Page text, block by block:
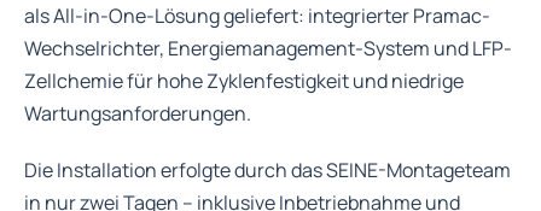
als All-in-One-Lösung geliefert: integrierter Pramac-
Wechselrichter, Energiemanagement-System und LFP-
Zellchemie für hohe Zyklenfestigkeit und niedrige
Wartungsanforderungen.
Die Installation erfolgte durch das SEINE-Montageteam
in nur zwei Tagen – inklusive Inbetriebnahme und